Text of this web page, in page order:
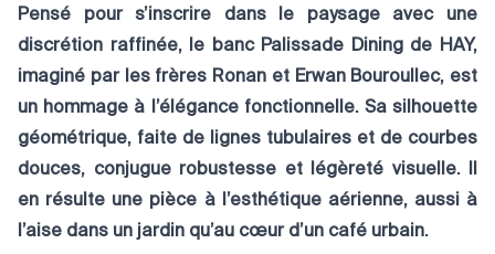
Pensé pour s’inscrire dans le paysage avec une
discrétion raffinée, le banc Palissade Dining de HAY,
imaginé par les frères Ronan et Erwan Bouroullec, est
un hommage à l’élégance fonctionnelle. Sa silhouette
géométrique, faite de lignes tubulaires et de courbes
douces, conjugue robustesse et légèreté visuelle. Il
en résulte une pièce à l’esthétique aérienne, aussi à
l’aise dans un jardin qu’au cœur d’un café urbain.